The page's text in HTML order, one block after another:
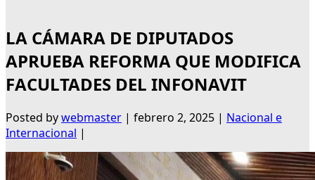
LA CÁMARA DE DIPUTADOS
APRUEBA REFORMA QUE MODIFICA
FACULTADES DEL INFONAVIT
Posted bywebmaster | febrero 2, 2025 | Nacional e
Internacional |